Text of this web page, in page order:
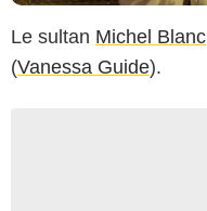
Le sultan Michel Blanc
(Vanessa Guide).